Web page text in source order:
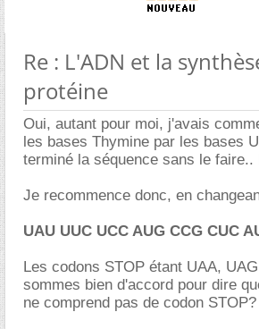
Re : L'ADN et la
protéine
Oui, autant pour moi, j'avais
les bases Thymine par les bases
terminé la séquence sans le faire..
Je recommence donc, en
UAU UUC UCC AUG CCG CUC
Les codons STOP étant UAA,
sommes bien d'accord pour dire
ne comprend pas de codon STOP?